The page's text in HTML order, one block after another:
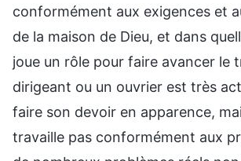
conformément aux exigences et
de la maison de Dieu, et dans
joue un rôle pour faire avancer le
dirigeant ou un ouvrier est très
faire son devoir en apparence,
travaille pas conformément aux